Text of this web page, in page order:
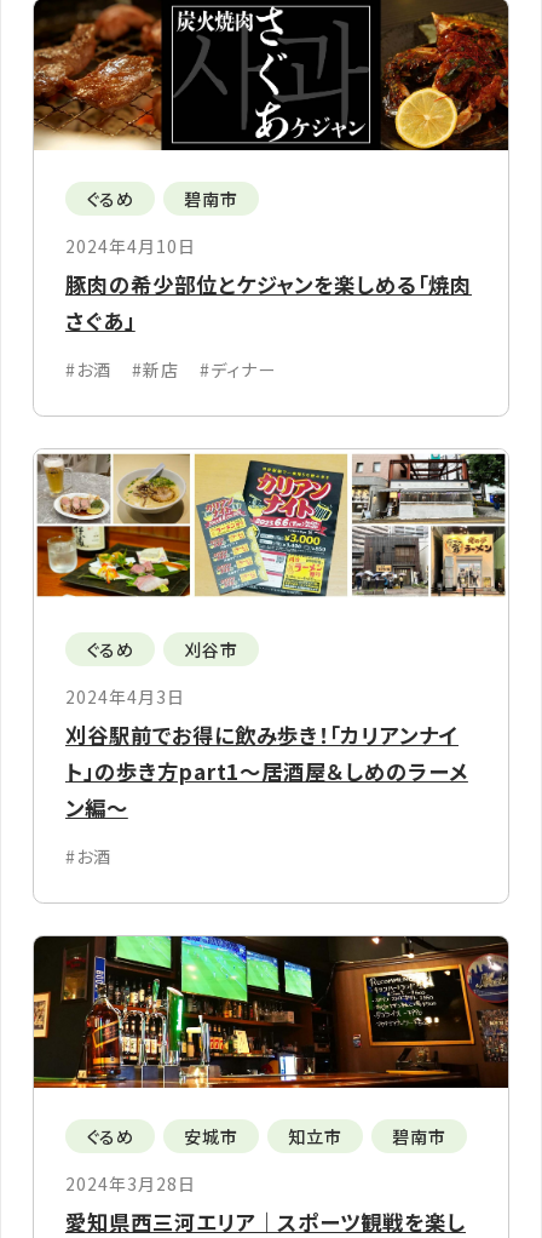
ぐるめ
碧南市
2024年4月10日
豚肉の希少部位とケジャンを楽しめる「焼肉
さぐあ」
#お酒 #新店 #ディナー
ぐるめ
刈谷市
2024年4月3日
刈谷駅前でお得に飲み歩き！「カリアンナイ
ト」の歩き方part1～居酒屋＆しめのラーメ
ン編～
#お酒
ぐるめ 安城市 知立市
碧南市
2024年3月28日
愛知県西三河エリア｜スポーツ観戦を楽し